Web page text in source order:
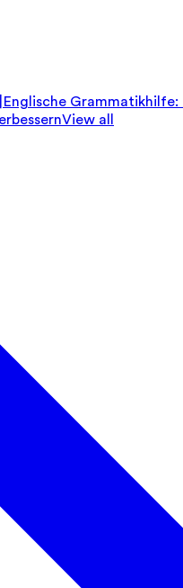
Englische
View all